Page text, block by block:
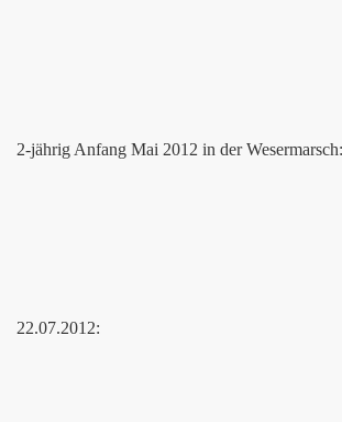
2-jährig Anfang Mai 2012 in der Wesermarsch:
22.07.2012: